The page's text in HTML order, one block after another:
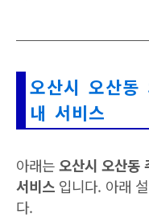
오산시 오산동
내 서비스
아래는오산시 오산동
서비스 입니다. 아래
다.